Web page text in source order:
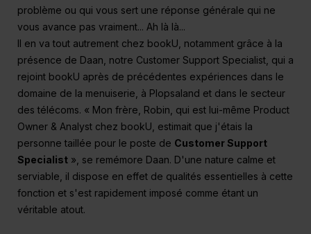
problème ou qui vous sert une réponse générale qui ne
vous avance pas vraiment... Ah là là...
Il en va tout autrement chez bookU, notamment grâce à la
présence de Daan, notre Customer Support Specialist, qui a
rejoint bookU après de précédentes expériences dans le
domaine de la menuiserie, à Plopsaland et dans le secteur
des télécoms. « Mon frère, Robin, qui est lui-même Product
Owner & Analyst chez bookU, estimait que j'étais la
personne taillée pour le poste de Customer Support
Specialist », se remémore Daan. D'une nature calme et
serviable, il dispose en effet de qualités essentielles à cette
fonction et s'est rapidement imposé comme étant un
véritable atout.